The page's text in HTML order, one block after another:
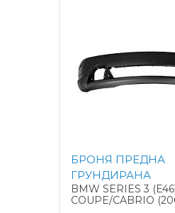
БРОНЯ ПРЕДНА
ГРУНДИРАНА
BMW SERIES 3
COUPE/CABRIO